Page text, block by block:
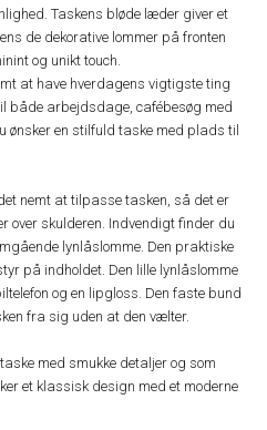
Taskens bløde læder giver et
de dekorative lommer på fronten
og unikt touch.
at have hverdagens vigtigste ting
både arbejdsdage, cafébesøg med
ønsker en stilfuld taske med plads til
nemt at tilpasse tasken, så det er
over skulderen. Indvendigt finder du
lynlåslomme. Den praktiske
på indholdet. Den lille lynlåslomme
og en lipgloss. Den faste bund
fra sig uden at den vælter.
med smukke detaljer og som
et klassisk design med et moderne